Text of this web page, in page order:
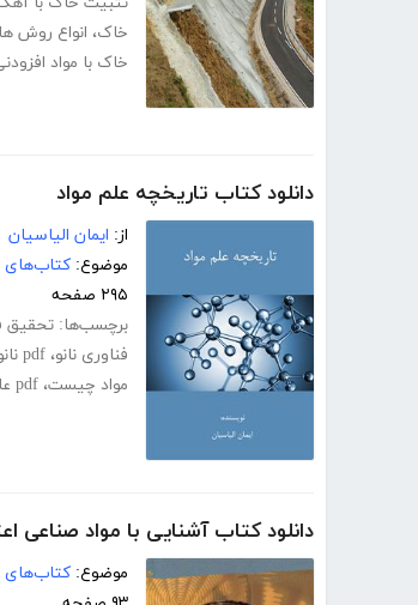
خاک، انواع روش
خاک با مواد
دانلود کتاب تاریخچه علم مواد
از: ایمان الیاسیان
موضوع: کتاب‌های
۲۹۵ صفحه
برچسب‌ها: تحقیق
فناوری نانو، pdf نانو چیست
مواد چیست، pdf علم مواد
دانلود کتاب آشنایی با مواد صناعی
موضوع: کتاب‌های